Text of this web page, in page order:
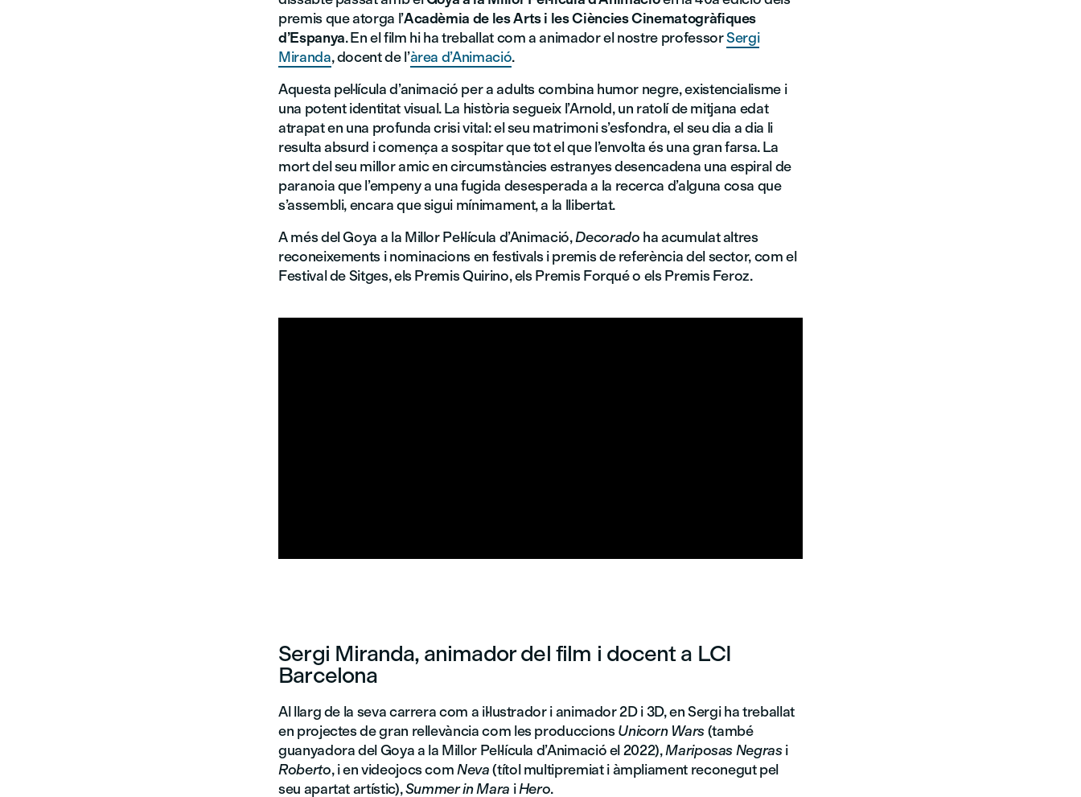
premis que atorga l’Acadèmia de les Arts i les Ciències Cinematogràfiques
d’Espanya. En el film hi ha treballat com a animador el nostre professorSergi
Miranda, docent de l’àrea d’Animació.
Aquesta pel·lícula d’animació per a adults combina humor negre, existencialisme i
una potent identitat visual. La història segueix l’Arnold, un ratolí de mitjana edat
atrapat en una profunda crisi vital: el seu matrimoni s’esfondra, el seu dia a dia li
resulta absurd i comença a sospitar que tot el que l’envolta és una gran farsa. La
mort del seu millor amic en circumstàncies estranyes desencadena una espiral de
paranoia que l’empeny a una fugida desesperada a la recerca d’alguna cosa que
s’assembli, encara que sigui mínimament, a la llibertat.
A més del Goya a la Millor Pel·lícula d’Animació,Decorado ha acumulat altres
reconeixements i nominacions en festivals i premis de referència del sector, com el
Festival de Sitges, els Premis Quirino, els Premis Forqué o els Premis Feroz.
Sergi Miranda, animador del film i docent a LCI
Barcelona
Al llarg de la seva carrera com a il·lustrador i animador 2D i 3D, en Sergi ha treballat
en projectes de gran rellevància com les produccionsUnicorn Wars(també
guanyadora del Goya a la Millor Pel·lícula d’Animació el 2022),Mariposas Negrasi
Roberto, i en videojocs comNeva(títol multipremiat i àmpliament reconegut pel
seu apartat artístic),Summer in Mara iHero.